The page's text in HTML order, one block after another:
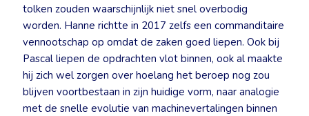
tolken zouden waarschijnlijk niet snel overbodig
worden. Hanne richtte in 2017 zelfs een commanditaire
vennootschap op omdat de zaken goed liepen. Ook bij
Pascal liepen de opdrachten vlot binnen, ook al maakte
hij zich wel zorgen over hoelang het beroep nog zou
blijven voortbestaan in zijn huidige vorm, naar analogie
met de snelle evolutie van machinevertalingen binnen